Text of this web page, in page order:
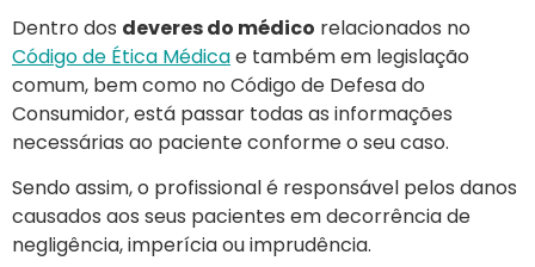
Dentro dos deveres do médico relacionados no
Código de Ética Médicae também em legislação
comum, bem como no Código de Defesa do
Consumidor, está passar todas as informações
necessárias ao paciente conforme o seu caso.
Sendo assim, o profissional é responsável pelos danos
causados aos seus pacientes em decorrência de
negligência, imperícia ou imprudência.